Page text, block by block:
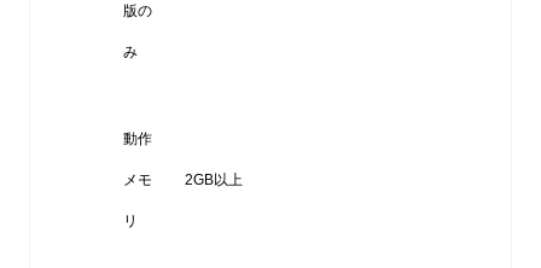
版の
み
動作
メモ
リ
2GB以上